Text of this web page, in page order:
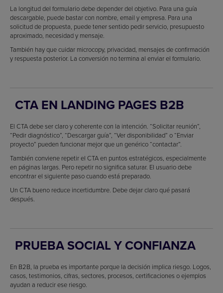
La longitud del formulario debe depender del objetivo. Para una guía
descargable, puede bastar con nombre, email y empresa. Para una
solicitud de propuesta, puede tener sentido pedir servicio, presupuesto
aproximado, necesidad y mensaje.
También hay que cuidar microcopy, privacidad, mensajes de confirmación
y respuesta posterior. La conversión no termina al enviar el formulario.
CTA EN LANDING PAGES B2B
El CTA debe ser claro y coherente con la intención. “Solicitar reunión”,
“Pedir diagnóstico”, “Descargar guía”, “Ver disponibilidad” o “Enviar
proyecto” pueden funcionar mejor que un genérico “contactar”.
También conviene repetir el CTA en puntos estratégicos, especialmente
en páginas largas. Pero repetir no significa saturar. El usuario debe
encontrar el siguiente paso cuando está preparado.
Un CTA bueno reduce incertidumbre. Debe dejar claro qué pasará
después.
PRUEBA SOCIAL Y CONFIANZA
En B2B, la prueba es importante porque la decisión implica riesgo. Logos,
casos, testimonios, cifras, sectores, procesos, certificaciones o ejemplos
ayudan a reducir ese riesgo.